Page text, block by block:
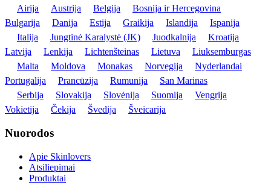
Airija Austrija Belgija
Bosnija ir Hercegovina
Bulgarija
Danija Estija Graikija Islandija
Ispanija
Italija
Jungtinė Karalystė (JK) Juodkalnija
Kroatija
Latvija
Lenkija Lichtenšteinas Lietuva
Liuksemburgas
Malta
Moldova Monakas Norvegija
Nyderlandai
Portugalija
Prancūzija Rumunija
San Marinas
Serbija
Slovakija Slovėnija Suomija
Vengrija
Vokietija
Čekija Švedija Šveicarija
Nuorodos
Apie Skinlovers
Atsiliepimai
Produktai